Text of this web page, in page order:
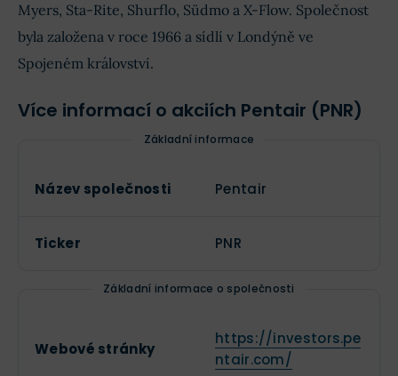
Myers, Sta-Rite, Shurflo, Südmo a X-Flow. Společnost
byla založena v roce 1966 a sídlí v Londýně ve
Spojeném království.
Více informací o akciích Pentair (PNR)
Základní informace
Název společnosti Pentair
Ticker PNR
Základní informace o společnosti
Webové stránky
https://investors.pe
ntair.com/